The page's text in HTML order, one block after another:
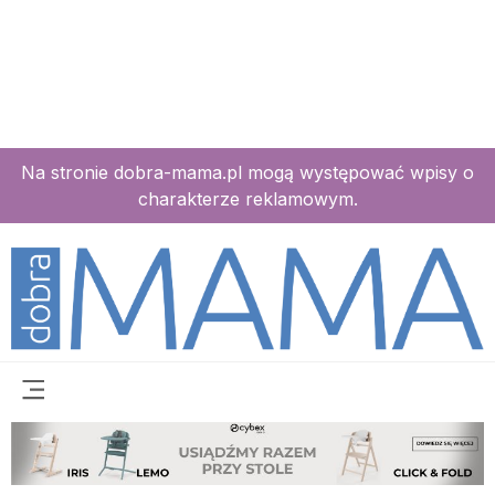
Na stronie dobra-mama.pl mogą występować wpisy o
charakterze reklamowym.